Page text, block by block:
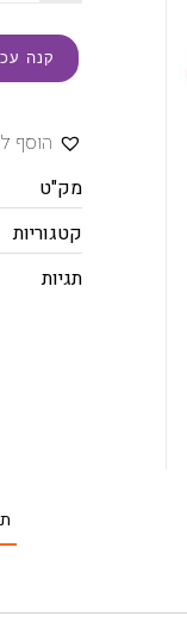
קנה
הוסף
מק"ט
קטגוריות
תגיות